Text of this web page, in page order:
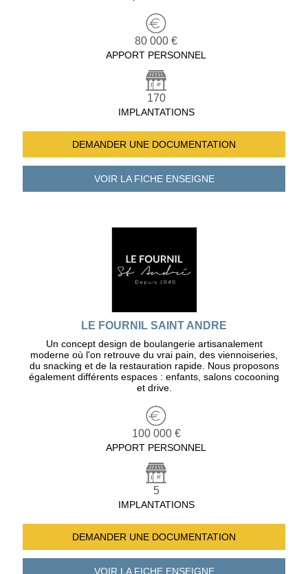
80 000 €
APPORT PERSONNEL
170
IMPLANTATIONS
DEMANDER UNE DOCUMENTATION
VOIR LA FICHEENSEIGNE
LE FOURNIL SAINT ANDRE
Un concept design de boulangerie artisanalement
moderne où l'on retrouve du vrai pain, des viennoiseries,
du snacking et de la restauration rapide. Nous proposons
également différents espaces : enfants, salons cocooning
et drive.
100 000 €
APPORT PERSONNEL
5
IMPLANTATIONS
DEMANDER UNE DOCUMENTATION
VOIR LA FICHEENSEIGNE